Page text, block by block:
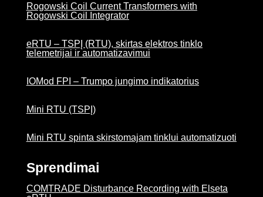
Rogowski Coil Current Transformers with
Rogowski Coil Integrator
eRTU – TSPĮ (RTU), skirtas elektros tinklo
telemetrijai ir automatizavimui
IOMod FPI – Trumpo jungimo indikatorius
Mini RTU (TSPĮ)
Mini RTU spinta skirstomajam tinklui automatizuoti
Sprendimai
COMTRADE Disturbance Recording with Elseta